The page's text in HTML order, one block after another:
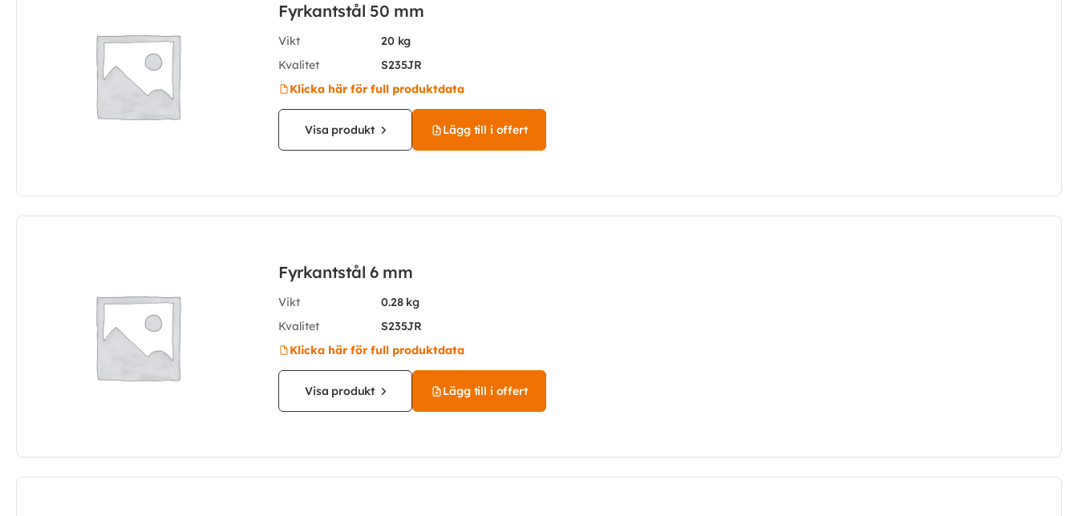
Fyrkantstål 50 mm
Vikt
20 kg
Kvalitet
S235JR
Klicka här för full produktdata
Visa produkt Lägg till i offert
Fyrkantstål 6 mm
Vikt
0.28 kg
Kvalitet
S235JR
Klicka här för full produktdata
Visa produkt Lägg till i offert